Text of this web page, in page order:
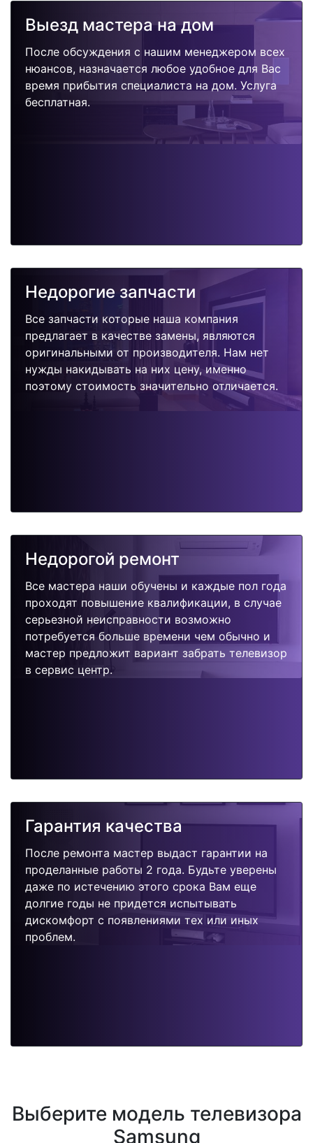
Выезд мастера на дом
После обсуждения с нашим менеджером всех
нюансов, назначается любое удобное для Вас
время прибытия специалиста на дом. Услуга
бесплатная.
Недорогие запчасти
Все запчасти которые наша компания
предлагает в качестве замены, являются
оригинальными от производителя. Нам нет
нужды накидывать на них цену, именно
поэтому стоимость значительно отличается.
Недорогой ремонт
Все мастера наши обучены и каждые пол года
проходят повышение квалификации, в случае
серьезной неисправности возможно
потребуется больше времени чем обычно и
мастер предложит вариант забрать телевизор
в сервис центр.
Гарантия качества
После ремонта мастер выдаст гарантии на
проделанные работы 2 года. Будьте уверены
даже по истечению этого срока Вам еще
долгие годы не придется испытывать
дискомфорт с появлениями тех или иных
проблем.
Выберите модель телевизора
Samsung